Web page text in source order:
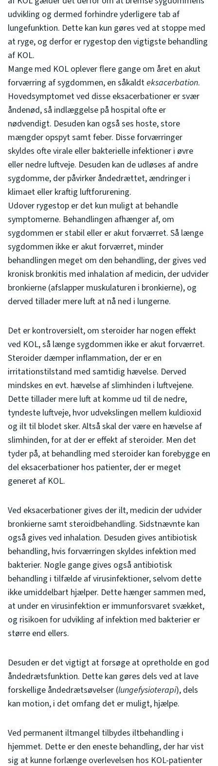
udvikling og dermed forhindre yderligere tab af
lungefunktion. Dette kan kun gøres ved at stoppe med
at ryge, og derfor er rygestop den vigtigste behandling
af KOL.
Mange med KOL oplever flere gange om året en akut
forværring af sygdommen, en såkaldteksacerbation.
Hovedsymptomet ved disse eksacerbationer er svær
åndenød, så indlæggelse på hospital ofte er
nødvendigt. Desuden kan også ses hoste, store
mængder opspyt samt feber. Disse forværringer
skyldes ofte virale eller bakterielle infektioner i øvre
eller nedre luftveje. Desuden kan de udløses af andre
sygdomme, der påvirker åndedrættet, ændringer i
klimaet eller kraftig luftforurening.
Udover rygestop er det kun muligt at behandle
symptomerne. Behandlingen afhænger af, om
sygdommen er stabil eller er akut forværret. Så længe
sygdommen ikke er akut forværret, minder
behandlingen meget om den behandling, der gives ved
kronisk bronkitis med inhalation af medicin, der udvider
bronkierne (afslapper muskulaturen i bronkierne), og
derved tillader mere luft at nå ned i lungerne.
Det er kontroversielt, om steroider har nogen effekt
ved KOL, så længe sygdommen ikke er akut forværret.
Steroider dæmper inflammation, der er en
irritationstilstand med samtidig hævelse. Derved
mindskes en evt. hævelse af slimhinden i luftvejene.
Dette tillader mere luft at komme ud til de nedre,
tyndeste luftveje, hvor udvekslingen mellem kuldioxid
og ilt til blodet sker. Altså skal der være en hævelse af
slimhinden, for at der er effekt af steroider. Men det
tyder på, at behandling med steroider kan forebygge en
del eksacerbationer hos patienter, der er meget
generet af KOL.
Ved eksacerbationer gives der ilt, medicin der udvider
bronkierne samt steroidbehandling. Sidstnævnte kan
også gives ved inhalation. Desuden gives antibiotisk
behandling, hvis forværringen skyldes infektion med
bakterier. Nogle gange gives også antibiotisk
behandling i tilfælde af virusinfektioner, selvom dette
ikke umiddelbart hjælper. Dette hænger sammen med,
at under en virusinfektion er immunforsvaret svækket,
og risikoen for udvikling af infektion med bakterier er
større end ellers.
Desuden er det vigtigt at forsøge at opretholde en god
åndedrætsfunktion. Dette kan gøres dels ved at lave
forskellige åndedrætsøvelser (lungefysioterapi), dels
kan motion, i det omfang det er muligt, hjælpe.
Ved permanent iltmangel tilbydes iltbehandling i
hjemmet. Dette er den eneste behandling, der har vist
sig at kunne forlænge overlevelsen hos KOL-patienter